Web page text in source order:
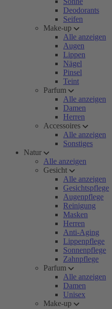
Deodorants
Seifen
Make-up
Alle anzeigen
Augen
Lippen
Nägel
Pinsel
Teint
Parfum
Alle anzeigen
Damen
Herren
Accessoires
Alle anzeigen
Sonstiges
Natur
Alle anzeigen
Gesicht
Alle anzeigen
Gesichtspflege
Augenpflege
Reinigung
Masken
Herren
Anti-Aging
Lippenpflege
Sonnenpflege
Zahnpflege
Parfum
Alle anzeigen
Damen
Unisex
Make-up